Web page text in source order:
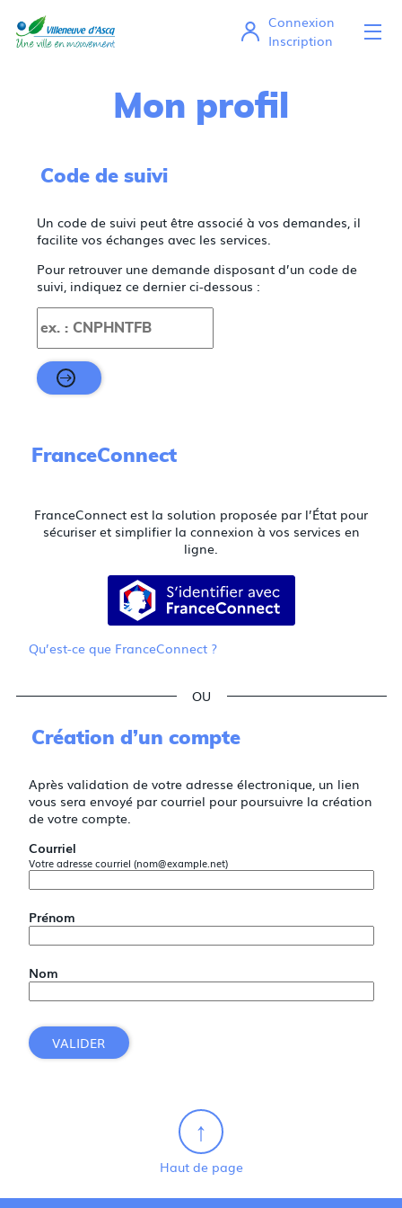
Mes démarches en ligne
Connexion
Inscription
Mon profil
Code de suivi
Un code de suivi peut être associé à vos demandes, il
facilite vos échanges avec les services.
Pour retrouver une demande disposant d’un code de
suivi, indiquez ce dernier ci-dessous :
Code de suivi
FranceConnect
FranceConnect est la solution proposée par l’État pour
sécuriser et simplifier la connexion à vos services en
ligne.
S’identifier avec FranceConnect
Qu’est-ce que FranceConnect ?
Création d’un compte
Après validation de votre adresse électronique, un lien
vous sera envoyé par courriel pour poursuivre la création
de votre compte.
Courriel
Votre adresse courriel (nom@example.net)
Prénom
Nom
VALIDER
Haut de page